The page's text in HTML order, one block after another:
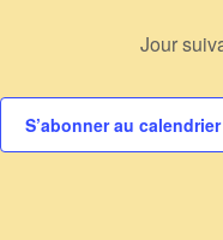
Jour
S’abonner au calendrier